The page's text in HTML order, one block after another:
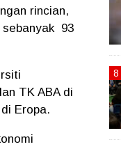
rincian,
93
TK ABA di
Eropa.